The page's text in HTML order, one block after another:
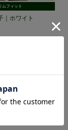
ムフィット
｜ホワイト